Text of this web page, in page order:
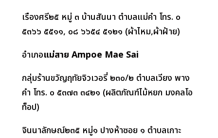
เรืองศรี๒๕ หมู่ ๓ บ้านสันนา ตำบลแม่คำ โทร. ๐
๕๓๖๖ ๕๕๑๑, ๐๘ ๖๖๕๔ ๕๑๒๑ (ผ้าไหม,ผ้าฝ้าย)
อำเภอแม่สาย Ampoe Mae Sai
กลุ่มร้านขวัญฤทัยจิวเวอรี่ ๒๓๐/๒ ตำบลเวียง พาง
คำ โทร. ๐ ๕๓๗๓ ๓๔๒๑ (ผลิตภัณฑ์ไม้หยก มงคลโอ
ท็อป)
จินนาลักษณ์๒๓๕ หมู่๑ ปางห้าซอย ๑ ตำบลเกาะ